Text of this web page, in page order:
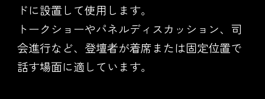
ドに設置して使用します。
トークショーやパネルディスカッション、司
会進行など、登壇者が着席または固定位置で
話す場面に適しています。